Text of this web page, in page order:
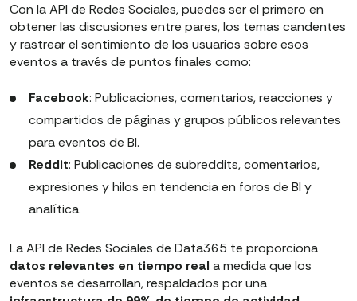
Con la API de Redes Sociales, puedes ser el primero en
obtener las discusiones entre pares, los temas candentes
y rastrear el sentimiento de los usuarios sobre esos
eventos a través de puntos finales como:
Facebook: Publicaciones, comentarios, reacciones y
compartidos de páginas y grupos públicos relevantes
para eventos de BI.
Reddit: Publicaciones de subreddits, comentarios,
expresiones y hilos en tendencia en foros de BI y
analítica.
La API de Redes Sociales de Data365 te proporciona
datos relevantes en tiempo real a medida que los
eventos se desarrollan, respaldados por una